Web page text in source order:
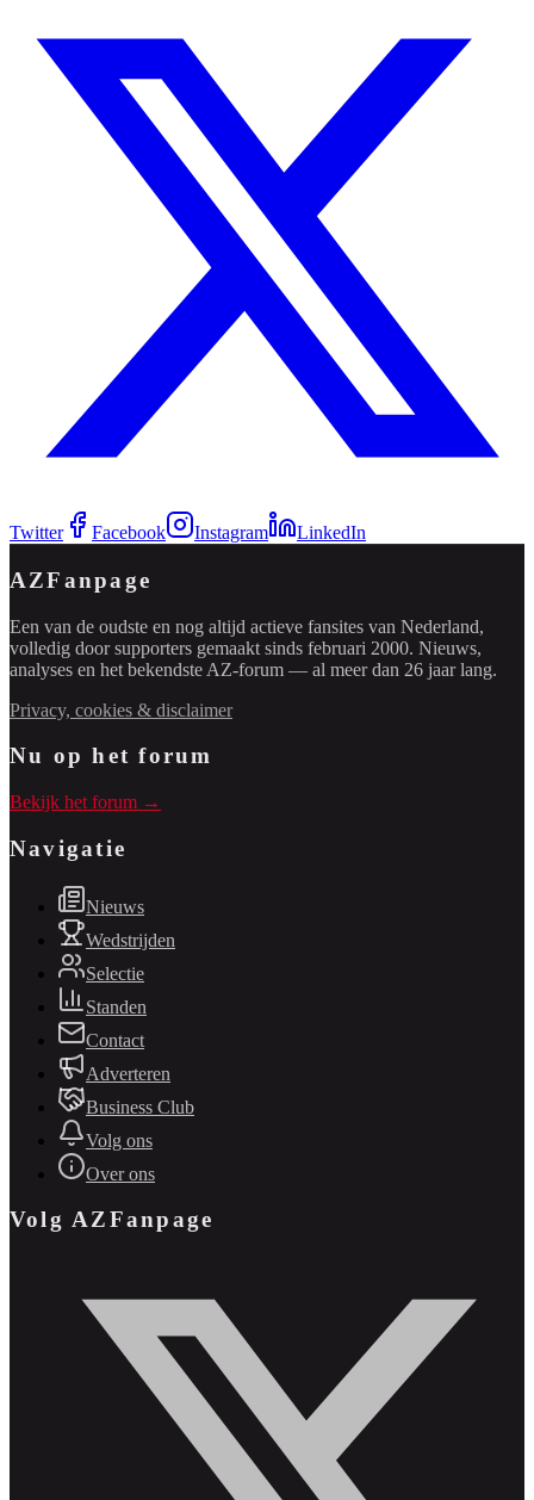
Twitter Facebook Instagram LinkedIn
AZFanpage
Een van de oudste en nog altijd actieve fansites van Nederland,
volledig door supporters gemaakt sinds februari 2000. Nieuws,
analyses en het bekendste AZ-forum — al meer dan 26 jaar lang.
Privacy, cookies & disclaimer
Nu op het forum
Bekijk het forum →
Navigatie
Nieuws
Wedstrijden
Selectie
Standen
Contact
Adverteren
Business Club
Volg ons
Over ons
Volg AZFanpage